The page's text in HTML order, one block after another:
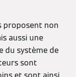
proposent non
aussi une
du système de
sont